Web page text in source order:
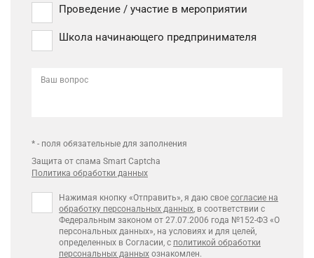
Проведение / участие в мероприятии
Школа начинающего предпринимателя
Ваш вопрос
* - поля обязательные для заполнения
Защита от спама Smart Captcha
Политика обработки данных
Нажимая кнопку «Отправить», я даю свое согласие на
обработку персональных данных, в соответствии с
Федеральным законом от 27.07.2006 года №152-ФЗ «О
персональных данных», на условиях и для целей,
определенных в Согласии, с политикой обработки
персональных данных ознакомлен.